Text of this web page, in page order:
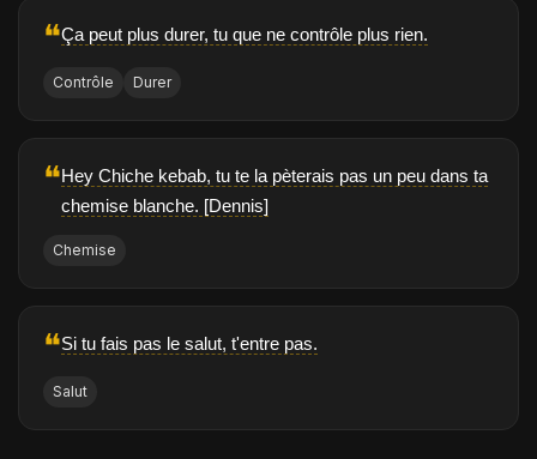
❝Ça peut plus durer, tu que ne contrôle plus rien.
Contrôle Durer
❝Hey Chiche kebab, tu te la pèterais pas un peu dans ta
chemise blanche. [Dennis]
Chemise
❝Si tu fais pas le salut, t'entre pas.
Salut